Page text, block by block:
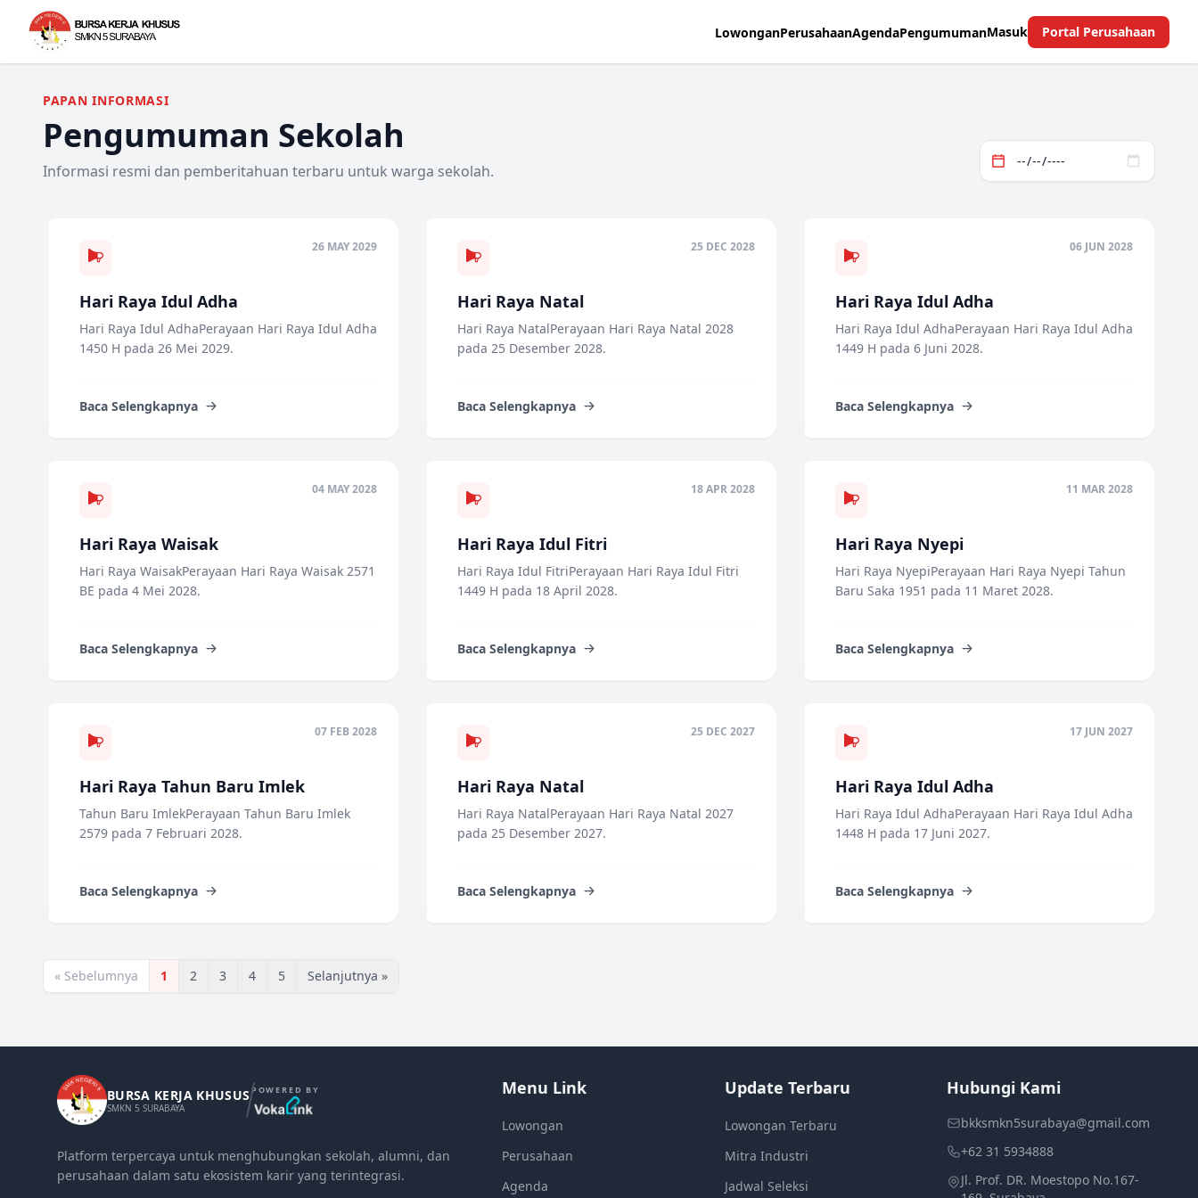
LowonganPerusahaanAgendaPengumumanMasuk Portal Perusahaan
PAPAN INFORMASI
Pengumuman Sekolah
Informasi resmi dan pemberitahuan terbaru untuk warga sekolah.
26 MAY 2029
Hari Raya Idul Adha
Hari Raya Idul AdhaPerayaan Hari Raya Idul Adha
1450 H pada 26 Mei 2029.
Baca Selengkapnya
25 DEC 2028
Hari Raya Natal
Hari Raya NatalPerayaan Hari Raya Natal 2028
pada 25 Desember 2028.
Baca Selengkapnya
06 JUN 2028
Hari Raya Idul Adha
Hari Raya Idul AdhaPerayaan Hari Raya Idul Adha
1449 H pada 6 Juni 2028.
Baca Selengkapnya
04 MAY 2028
Hari Raya Waisak
Hari Raya WaisakPerayaan Hari Raya Waisak 2571
BE pada 4 Mei 2028.
Baca Selengkapnya
18 APR 2028
Hari Raya Idul Fitri
Hari Raya Idul FitriPerayaan Hari Raya Idul Fitri
1449 H pada 18 April 2028.
Baca Selengkapnya
11 MAR 2028
Hari Raya Nyepi
Hari Raya NyepiPerayaan Hari Raya Nyepi Tahun
Baru Saka 1951 pada 11 Maret 2028.
Baca Selengkapnya
07 FEB 2028
Hari Raya Tahun Baru Imlek
Tahun Baru ImlekPerayaan Tahun Baru Imlek
2579 pada 7 Februari 2028.
Baca Selengkapnya
25 DEC 2027
Hari Raya Natal
Hari Raya NatalPerayaan Hari Raya Natal 2027
pada 25 Desember 2027.
Baca Selengkapnya
17 JUN 2027
Hari Raya Idul Adha
Hari Raya Idul AdhaPerayaan Hari Raya Idul Adha
1448 H pada 17 Juni 2027.
Baca Selengkapnya
« Sebelumnya 1 2 3 4 5 Selanjutnya »
BURSA KERJA KHUSUS
SMKN 5 SURABAYA
POWERED BY
Platform terpercaya untuk menghubungkan sekolah, alumni, dan
perusahaan dalam satu ekosistem karir yang terintegrasi.
Menu Link
Lowongan
Perusahaan
Agenda
Update Terbaru
Lowongan Terbaru
Mitra Industri
Jadwal Seleksi
Hubungi Kami
bkksmkn5surabaya@gmail.com
+62 31 5934888
Jl. Prof. DR. Moestopo No.167-